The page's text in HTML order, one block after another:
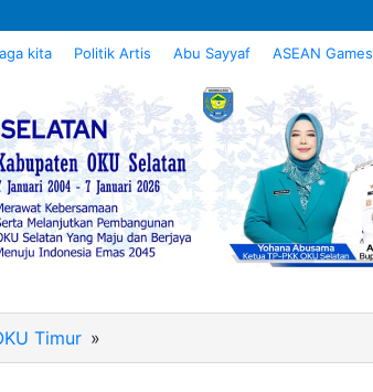
kita Politik Artis Abu Sayyaf ASEAN Games
Timur »
PUTR